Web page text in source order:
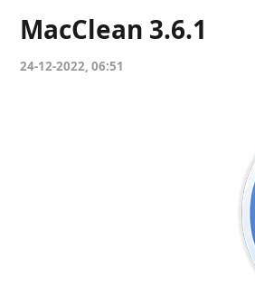
MacClean 3.6.1
24-12-2022, 06:51